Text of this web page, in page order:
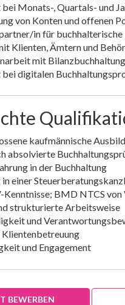
Monats-, Quartals- und
von Konten und offenen
in für buchhalterische
Klienten, Ämtern und
mit
digitalen
kaufmännische
absolvierte
in der Buchhaltung
in einer
Kenntnisse; BMD NTCS
strukturierte Arbeitsweise
und
Klientenbetreuung
und Engagement
BEWERBEN